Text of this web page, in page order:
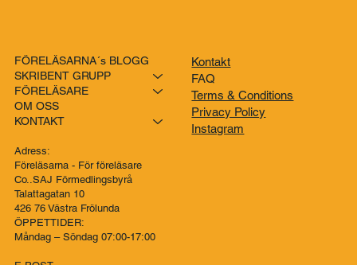
FÖRELÄSARNA´s BLOGG
SKRIBENT GRUPP
FÖRELÄSARE
OM OSS
KONTAKT
Adress:
Föreläsarna - För föreläsare
Co..SAJ Förmedlingsbyrå
Talattagatan 10
426 76 Västra Frölunda
ÖPPETTIDER:
Måndag – Söndag 07:00-17:00
Kontakt
FAQ
Terms & Conditions
Privacy Policy
Instagram